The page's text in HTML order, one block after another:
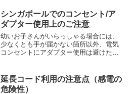
たたり溶けたりしているも...
シンガポールでのコンセント/ア
ダプター使用上のご注意
幼いお子さんがいらっしゃる場合には、
少なくとも手が届かない箇所以外、電気
コンセントにアダプター使用は避けた方
アダプター使用をしてください。
延長コード利用の注意点（感電の
危険性）